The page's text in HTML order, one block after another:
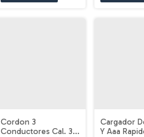
Cordon 3
Conductores Cal. 3
Cargador
Y Aaa